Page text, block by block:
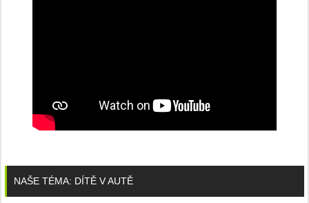
NAŠE TÉMA: DÍTĚ V AUTĚ